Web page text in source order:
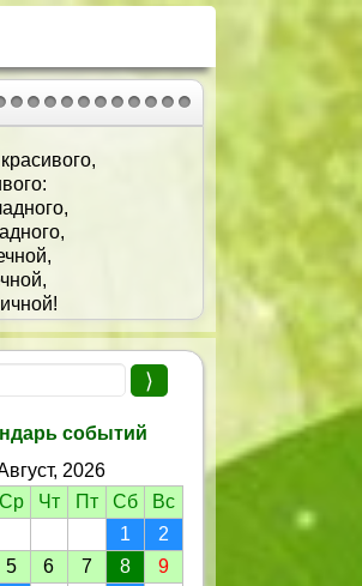
событий
2026
Ср Чт Пт Сб
Вс
1
2
5 6 7 8
9